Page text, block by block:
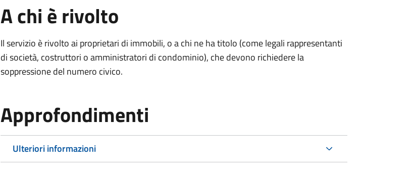
A chi è rivolto
Il servizio è rivolto ai proprietari di immobili, o a chi ne ha titolo (come legali rappresentanti
di società, costruttori o amministratori di condominio), che devono richiedere la
soppressione del numero civico.
Approfondimenti
Ulteriori informazioni